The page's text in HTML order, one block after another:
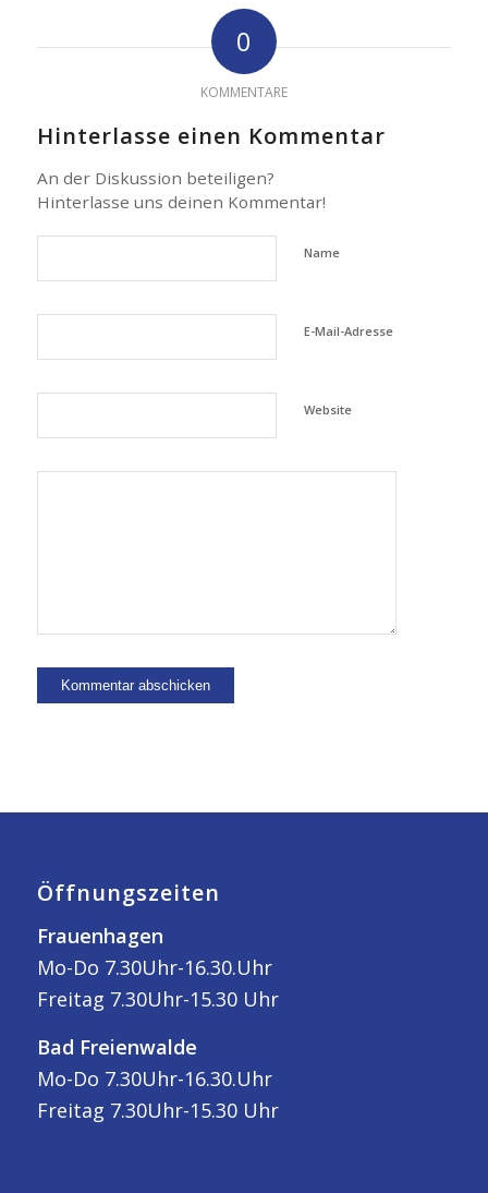
0
KOMMENTARE
Hinterlasse einen Kommentar
An der Diskussion beteiligen?
Hinterlasse uns deinen Kommentar!
Name
E-Mail-Adresse
Website
Öffnungszeiten
Frauenhagen
Mo-Do 7.30Uhr-16.30.Uhr
Freitag 7.30Uhr-15.30 Uhr
Bad Freienwalde
Mo-Do 7.30Uhr-16.30.Uhr
Freitag 7.30Uhr-15.30 Uhr